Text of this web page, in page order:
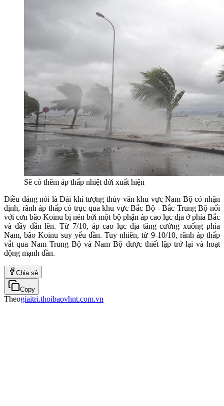
Sẽ có thêm áp thấp nhiệt đới xuất hiện
Điều đáng nói là Đài khí tượng thủy văn khu vực Nam Bộ có nhận
định, rãnh áp thấp có trục qua khu vực Bắc Bộ - Bắc Trung Bộ nối
với cơn bão Koinu bị nén bởi một bộ phận áp cao lục địa ở phía Bắc
và đầy dần lên. Từ 7/10, áp cao lục địa tăng cường xuống phía
Nam, bão Koinu suy yếu dần. Tuy nhiên, từ 9-10/10, rãnh áp thấp
vắt qua Nam Trung Bộ và Nam Bộ được thiết lập trở lại và hoạt
động mạnh dần.
Chia sẻ
Copy
Theogiaitri.thoibaovhnt.com.vn